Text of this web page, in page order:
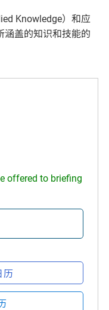
Knowledge）和应
涵盖的知识和技能的
offered to briefing
历